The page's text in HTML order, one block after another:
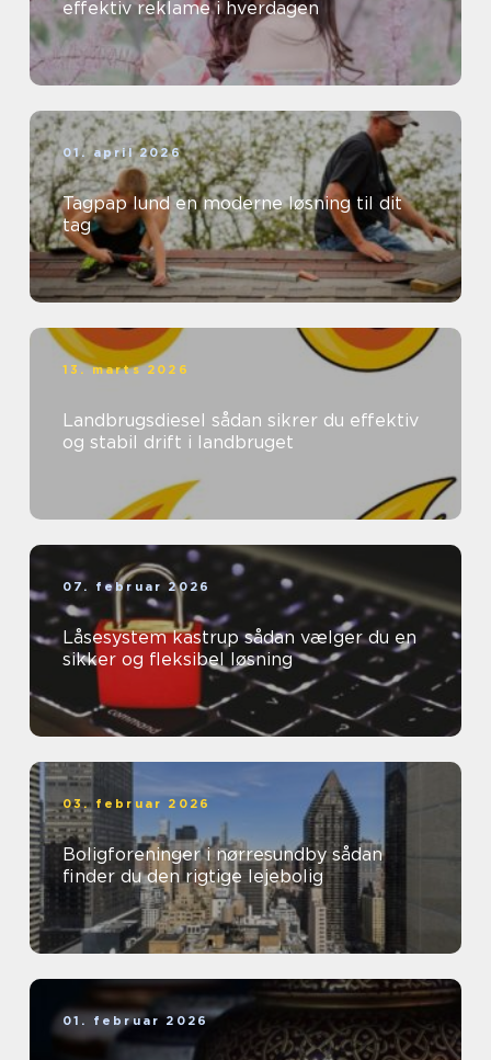
effektiv reklame i hverdagen
01. april 2026
Tagpap lund en moderne løsning til dit
tag
13. marts 2026
Landbrugsdiesel sådan sikrer du effektiv
og stabil drift i landbruget
07. februar 2026
Låsesystem kastrup sådan vælger du en
sikker og fleksibel løsning
03. februar 2026
Boligforeninger i nørresundby sådan
finder du den rigtige lejebolig
01. februar 2026